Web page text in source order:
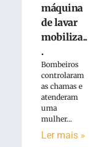
mediada
escultor
máquina
de lavar
mobiliza..
.
Bombeiros
controlaram
as chamas e
atenderam
uma
mulher...
Ler mais »